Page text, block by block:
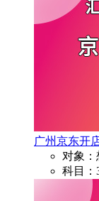
广州京东开
对象
科目：